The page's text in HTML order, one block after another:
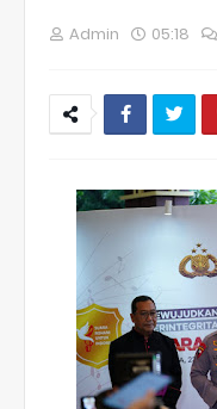
Admin 05:18